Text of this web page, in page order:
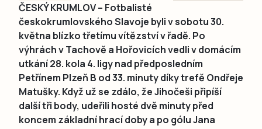
ČESKÝ KRUMLOV – Fotbalisté
českokrumlovského Slavoje byli v sobotu 30.
května blízko třetímu vítězství v řadě. Po
výhrách v Tachově a Hořovicích vedli v domácím
utkání 28. kola 4. ligy nad předposledním
Petřínem Plzeň B od 33. minuty díky trefě Ondřeje
Matušky. Když už se zdálo, že Jihočeši připíší
další tři body, udeřili hosté dvě minuty před
koncem základní hrací doby a po gólu Jana